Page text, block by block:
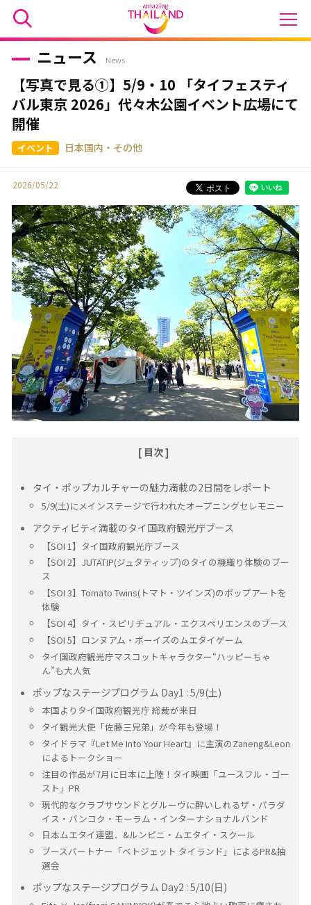
ニュース News
【写真で見る①】5/9・10 「タイフェスティ
バル東京 2026」代々木公園イベント広場にて
開催
日本国内・その他
2026/05/22
[ 目次 ]
タイ・ポップカルチャーの魅力満載の2日間をレポート
5/9(土)にメインステージで行われたオープニングセレモニー
アクティビティ満載のタイ国政府観光庁ブース
【SOI 1】タイ国政府観光庁ブース
【SOI 2】JUTATIP(ジュタティップ)のタイの機織り体験のブー
ス
【SOI 3】Tomato Twins(トマト・ツインズ)のポップアートを
体験
【SOI 4】タイ・スピリチュアル・エクスペリエンスのブース
【SOI 5】ロンヌアム・ボーイズのムエタイゲーム
タイ国政府観光庁マスコットキャラクター“ハッピーちゃ
ん”も大人気
ポップなステージプログラム Day1 : 5/9(土)
本国よりタイ国政府観光庁 総裁が来日
タイ観光大使「佐藤三兄弟」が今年も登場！
タイドラマ『Let Me Into Your Heart』に主演のZaneng&Leon
によるトークショー
注目の作品が7月に日本に上陸！タイ映画「ユースフル・ゴー
スト」PR
現代的なクラブサウンドとグルーヴに酔いしれるザ・パラダ
イス・バンコク・モーラム・インターナショナルバンド
日本ムエタイ連盟．&ルンピニ・ムエタイ・スクール
ブースパートナー「ベトジェット タイランド」によるPR&抽
選会
ポップなステージプログラム Day2 : 5/10(日)